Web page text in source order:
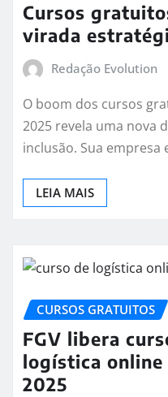
Cursos
virada
Redação Evolution
O boom dos cursos
2025 revela uma nova
inclusão. Sua empresa
LEIA MAIS
CURSOS GRATUITOS
FGV libera
logística online
2025